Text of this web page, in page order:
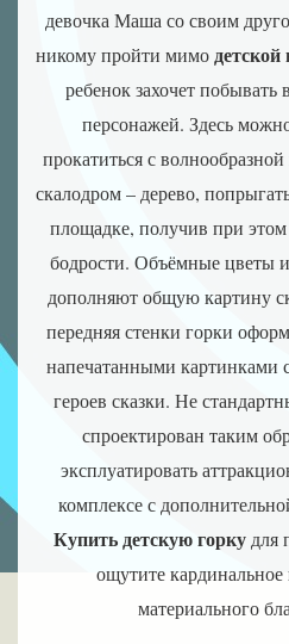
девочка Маша со своим
никому пройти мимодетской
ребенок захочет побывать
персонажей. Здесь
прокатиться с
скалодром – дерево,
площадке, получив при
бодрости. Объёмные цветы
дополняют общую картину
передняя стенки горки
напечатанными картинками
героев сказки. Не
спроектирован таким
эксплуатировать
комплексе с
Купить детскую горкудля
ощутите
материального
Аероподушки
Повітряні
насоси